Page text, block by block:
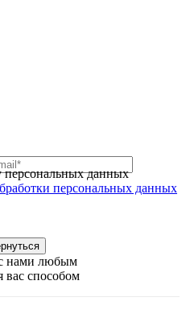
персональных данных
персональных данных
нами любым
вас способом